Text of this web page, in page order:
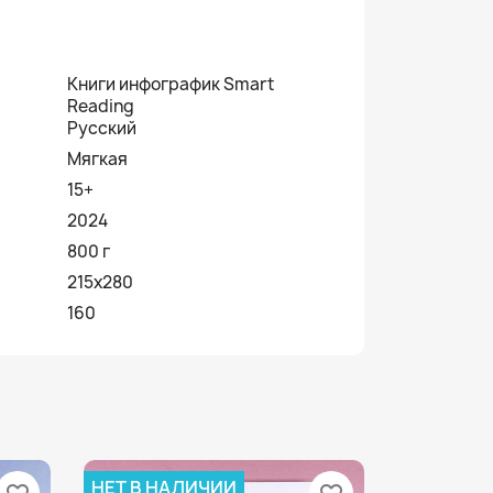
Книги инфографик Smart
Reading
Русский
Мягкая
15+
2024
800 г
215х280
160
НЕТ В НАЛИЧИИ